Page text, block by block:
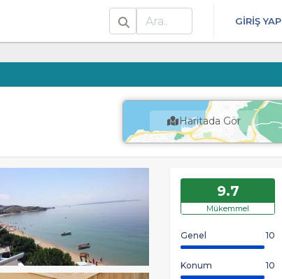
Ara
GIRIŞ YAP
Haritada Gör
9.7
Mükemmel
Genel 10
Konum 10